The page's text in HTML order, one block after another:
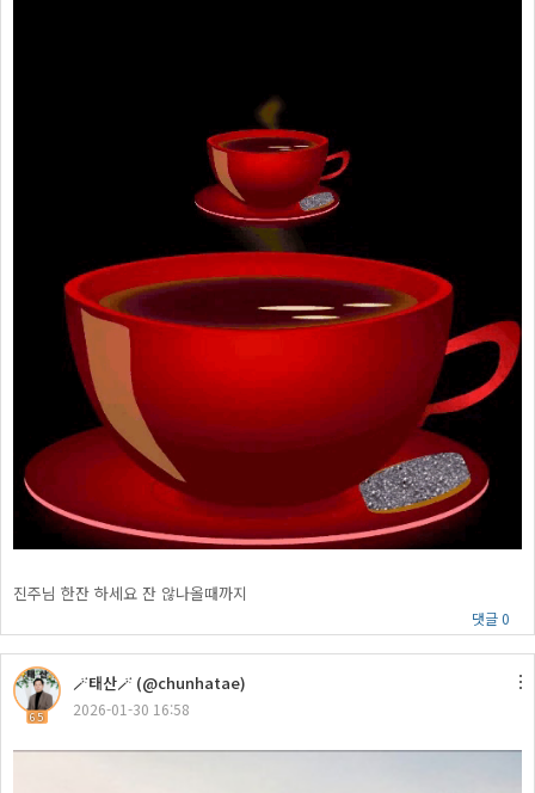
진주님 한잔 하세요 잔 않나올때까지
댓글 0
65
🪄태산🪄 (@chunhatae)
2026-01-30 16:58